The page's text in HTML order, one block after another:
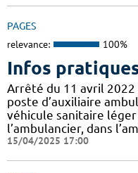
PAGES
relevance: 100%
Infos
Arrêté du 11 avril
poste d’auxiliaire
véhicule sanitaire
l’ambulancier, dans
15/04/2025 17:00